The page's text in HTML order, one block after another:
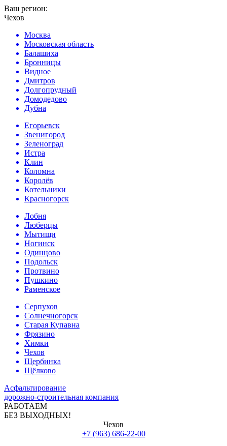
Ваш регион:
Чехов
Москва
Московская область
Балашиха
Бронницы
Видное
Дмитров
Долгопрудный
Домодедово
Дубна
Егорьевск
Звенигород
Зеленоград
Истра
Клин
Коломна
Королёв
Котельники
Красногорск
Лобня
Люберцы
Мытищи
Ногинск
Одинцово
Подольск
Протвино
Пушкино
Раменское
Серпухов
Солнечногорск
Старая Купавна
Фрязино
Химки
Чехов
Щербинка
Щёлково
Асфальтирование
дорожно-строительная компания
РАБОТАЕМ
БЕЗ ВЫХОДНЫХ!
Чехов
+7 (963) 686-22-00